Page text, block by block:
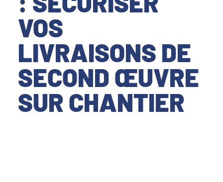
VOS
LIVRAISONS DE
SECOND ŒUVRE
SUR CHANTIER